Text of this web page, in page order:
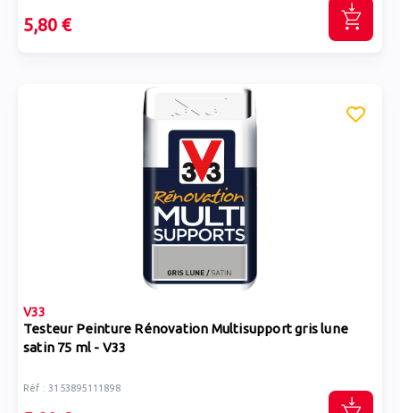
5,80 €
V33
Testeur Peinture Rénovation Multisupport gris lune
satin 75 ml - V33
Réf : 3153895111898